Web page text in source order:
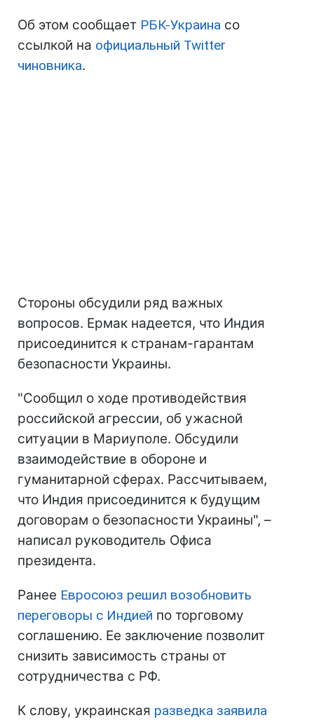
Об этом сообщает РБК-Украина со
ссылкой на официальный Twitter
чиновника.
Стороны обсудили ряд важных
вопросов. Ермак надеется, что Индия
присоединится к странам-гарантам
безопасности Украины.
"Сообщил о ходе противодействия
российской агрессии, об ужасной
ситуации в Мариуполе. Обсудили
взаимодействие в обороне и
гуманитарной сферах. Рассчитываем,
что Индия присоединится к будущим
договорам о безопасности Украины", –
написал руководитель Офиса
президента.
Ранее Евросоюз решил возобновить
переговоры с Индией по торговому
соглашению. Ее заключение позволит
снизить зависимость страны от
сотрудничества с РФ.
К слову, украинская разведка заявила